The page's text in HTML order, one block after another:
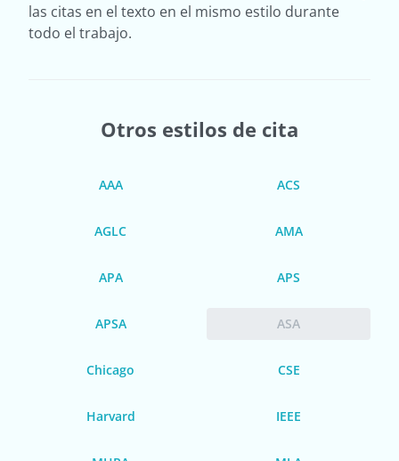
las citas en el texto en el mismo estilo durante
todo el trabajo.
Otros estilos de cita
AAA ACS
AGLC AMA
APA APS
APSA ASA
Chicago CSE
Harvard IEEE